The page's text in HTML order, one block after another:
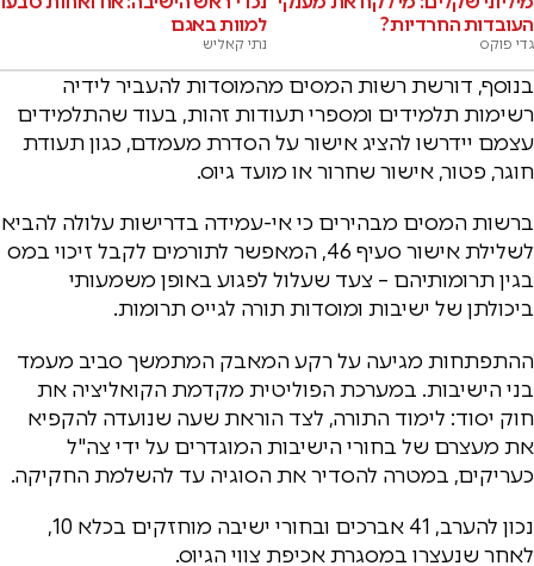
העובדות החרדיות?
גדי פוקס
למוות באגם
נתי קאליש
בנוסף, דורשת רשות המסים מהמוסדות להעביר לידיה
רשימות תלמידים ומספרי תעודות זהות, בעוד שהתלמידים
עצמם יידרשו להציג אישור על הסדרת מעמדם, כגון תעודת
חוגר, פטור, אישור שחרור או מועד גיוס.
ברשות המסים מבהירים כי אי-עמידה בדרישות עלולה להביא
לשלילת אישור סעיף 46, המאפשר לתורמים לקבל זיכוי במס
בגין תרומותיהם – צעד שעלול לפגוע באופן משמעותי
ביכולתן של ישיבות ומוסדות תורה לגייס תרומות.
ההתפתחות מגיעה על רקע המאבק המתמשך סביב מעמד
בני הישיבות. במערכת הפוליטית מקדמת הקואליציה את
חוק יסוד: לימוד התורה, לצד הוראת שעה שנועדה להקפיא
את מעצרם של בחורי הישיבות המוגדרים על ידי צה"ל
כעריקים, במטרה להסדיר את הסוגיה עד להשלמת החקיקה.
נכון להערב, 41 אברכים ובחורי ישיבה מוחזקים בכלא 10,
לאחר שנעצרו במסגרת אכיפת צווי הגיוס.